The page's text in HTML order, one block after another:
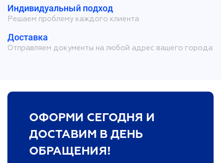
Индивидуальный подход
Решаем проблему каждого клиента
Доставка
Отправляем документы на любой адрес вашего города
ОФОРМИ СЕГОДНЯ И
ДОСТАВИМ В ДЕНЬ
ОБРАЩЕНИЯ!